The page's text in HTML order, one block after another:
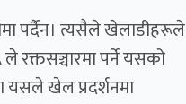
पर्दैन। त्यसैले खेलाडीहरूले
ले रक्तसञ्चारमा पर्ने यसको
यसले खेल प्रदर्शनमा